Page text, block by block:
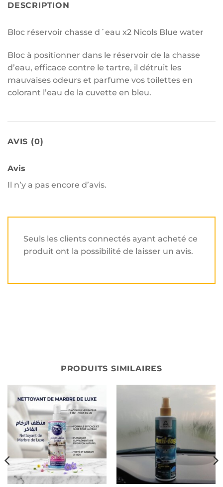
DESCRIPTION
Bloc réservoir chasse d´eau x2 Nicols Blue water
Bloc à positionner dans le réservoir de la chasse
d’eau, efficace contre le tartre, il détruit les
mauvaises odeurs et parfume vos toilettes en
colorant l’eau de la cuvette en bleu.
AVIS (0)
Avis
Il n’y a pas encore d’avis.
Seuls les clients connectés ayant acheté ce
produit ont la possibilité de laisser un avis.
PRODUITS SIMILAIRES